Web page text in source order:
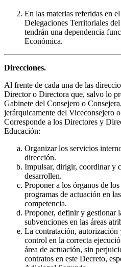
En las materias referidas en
Delegaciones Territoriales
tendrán una dependencia
Económica.
Direcciones.
Al frente de cada una de las
Director o Directora que, salvo lo
Gabinete del Consejero o
jerárquicamente del Viceconsejero
Corresponde a los Directores y
Educación:
Organizar los servicios
dirección.
Impulsar, dirigir, coordinar y
desarrollen.
Proponer a los órganos de
programas de actuación en
competencia.
Proponer, definir y gestionar
subvenciones en las áreas
La contratación, autorización
control en la correcta
área de actuación, sin
contratos en este Decreto,